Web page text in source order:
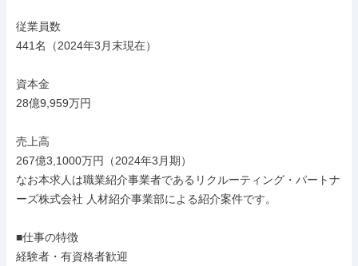
従業員数
441名（2024年3月末現在）
資本金
28億9,959万円
売上高
267億3,1000万円（2024年3月期）
なお本求人は職業紹介事業者であるリクルーティング・パートナ
ーズ株式会社 人材紹介事業部による紹介案件です。
■仕事の特徴
経験者・有資格者歓迎